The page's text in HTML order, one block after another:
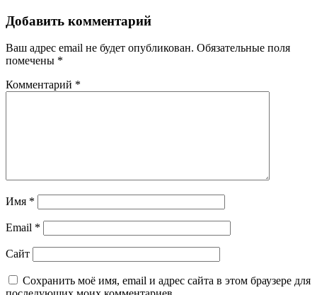
Добавить комментарий
Ваш адрес email не будет опубликован. Обязательные поля
помечены *
Комментарий *
Имя *
Email *
Сайт
Сохранить моё имя, email и адрес сайта в этом браузере для